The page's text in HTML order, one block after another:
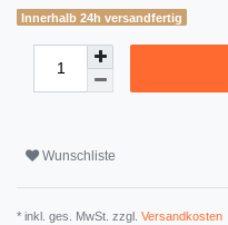
Innerhalb 24h versandfertig
Wunschliste
* inkl. ges. MwSt. zzgl. Versandkosten